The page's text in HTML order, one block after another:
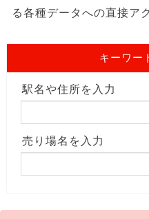
る各種データへの直接ア
キーワー
駅名や住所を入力
売り場名を入力